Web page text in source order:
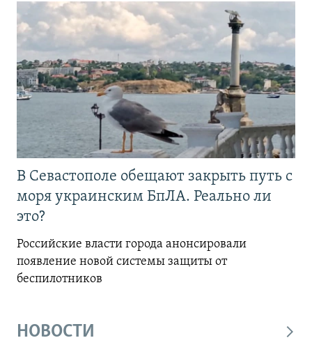
В Севастополе обещают закрыть путь с
моря украинским БпЛА. Реально ли
это?
Российские власти города анонсировали
появление новой системы защиты от
беспилотников
НОВОСТИ